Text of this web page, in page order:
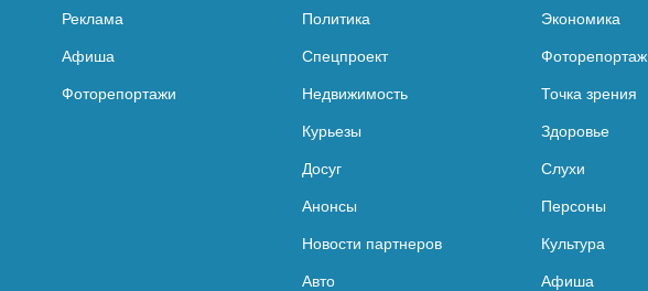
Реклама
Афиша
Фоторепортажи
Политика Экономика
Спецпроект Фоторепортаж
Недвижимость Точка зрения
Курьезы Здоровье
Досуг Слухи
Анонсы Персоны
Новости партнеров Культура
Авто Афиша